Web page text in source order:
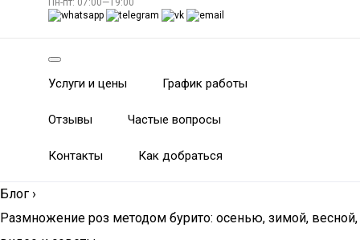
Пн-пт: 07:00—19:00
Услуги и цены График работы
Отзывы Частые вопросы
Контакты Как добраться
Блог ›
Размножение роз методом бурито: осенью, зимой, весной,